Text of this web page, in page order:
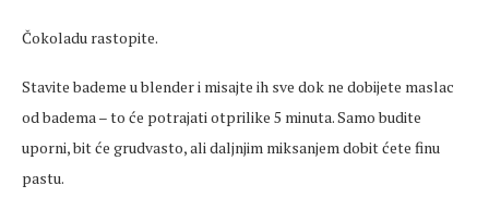
Čokoladu rastopite.
Stavite bademe u blender i misajte ih sve dok ne dobijete maslac
od badema – to će potrajati otprilike 5 minuta. Samo budite
uporni, bit će grudvasto, ali daljnjim miksanjem dobit ćete finu
pastu.